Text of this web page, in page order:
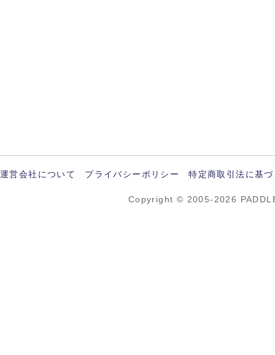
運営会社について プライバシーポリシー 特定商取引法に基
Copyright © 2005-2026